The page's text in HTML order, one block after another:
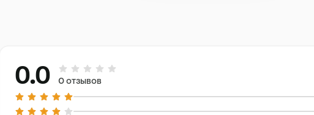
0.0
0 отзывов